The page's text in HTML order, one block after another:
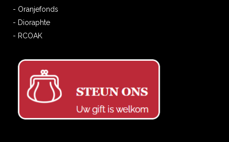
- Oranjefonds
- Dioraphte
- RCOAK